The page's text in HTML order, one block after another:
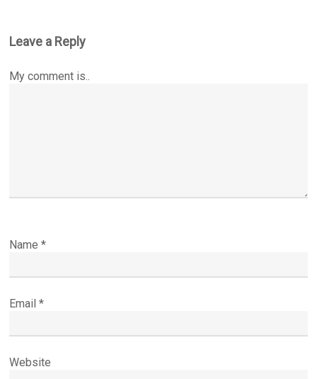
Leave a Reply
My comment is..
Name*
Email*
Website